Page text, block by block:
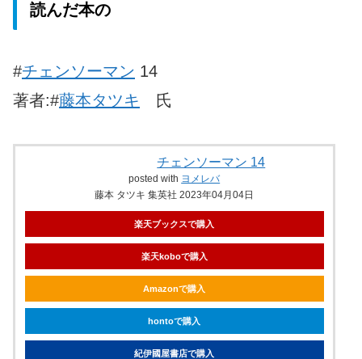
読んだ本の
#チェンソーマン 14
著者:#藤本タツキ 氏
チェンソーマン 14
posted with ヨメレバ
藤本 タツキ 集英社 2023年04月04日
楽天ブックスで購入
楽天koboで購入
Amazonで購入
hontoで購入
紀伊國屋書店で購入